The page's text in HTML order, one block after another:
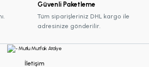
Güvenli Paketleme
Tüm siparişleriniz DHL kargo ile
adresinize gönderilir.
İletişim